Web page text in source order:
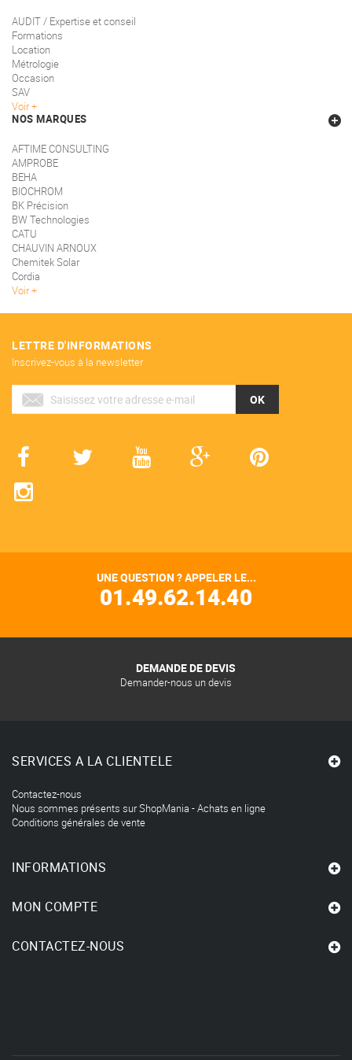
AUDIT / Expertise et conseil
Formations
Location
Métrologie
Occasion
SAV
Voir
NOS MARQUES
AFTIME CONSULTING
AMPROBE
BEHA
BIOCHROM
BK Précision
BW Technologies
CATU
CHAUVIN ARNOUX
Chemitek Solar
Cordia
Voir
LETTRE D'INFORMATIONS
Inscrivez-vous à la newsletter
OK
UNE QUESTION ? APPELER LE...
01.49.62.14.40
DEMANDE DE DEVIS
Demander-nous un devis
SERVICES A LA CLIENTELE
Contactez-nous
Nous sommes présents sur ShopMania - Achats en ligne
Conditions générales de vente
INFORMATIONS
MON COMPTE
CONTACTEZ-NOUS